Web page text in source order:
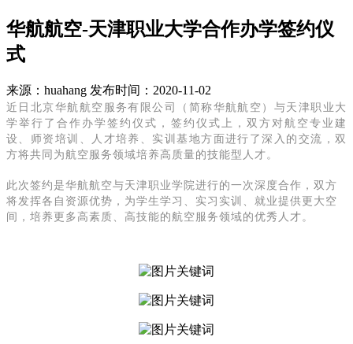
华航航空-天津职业大学合作办学签约仪
式
来源：huahang 发布时间：2020-11-02
近日北京华航航空服务有限公司（简称华航航空）与天津职业大
学举行了合作办学签约仪式，签约仪式上，双方对航空专业建
设、师资培训、人才培养、实训基地方面进行了深入的交流，双
方将共同为航空服务领域培养高质量的技能型人才。
此次签约是华航航空与天津职业学院进行的一次深度合作，双方
将发挥各自资源优势，为学生学习、实习实训、就业提供更大空
间，培养更多高素质、高技能的航空服务领域的优秀人才。